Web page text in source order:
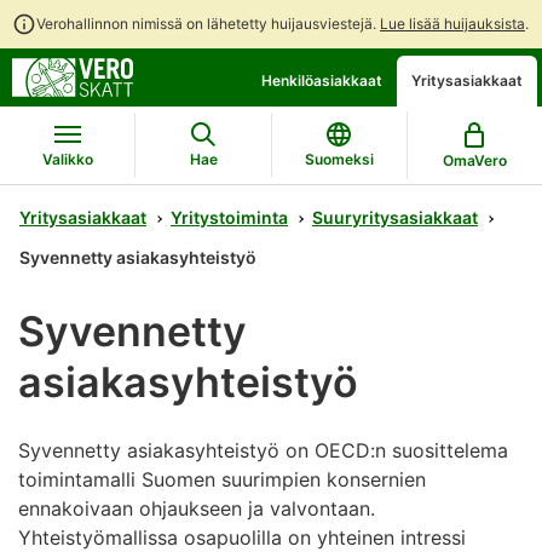
Verohallinnon nimissä on lähetetty huijausviestejä. Lue lisää huijauksista.
suoraan
sisältöön
koko
sivuston
hakuun
Henkilöasiakkaat Yritysasiakkaat
Valikko Hae Suomeksi OmaVero
Yritysasiakkaat Yritystoiminta
Suuryritysasiakkaat
Syvennetty asiakasyhteistyö
Syvennetty
asiakasyhteistyö
Syvennetty asiakasyhteistyö on OECD:n suosittelema
toimintamalli Suomen suurimpien konsernien
ennakoivaan ohjaukseen ja valvontaan.
Yhteistyömallissa osapuolilla on yhteinen intressi